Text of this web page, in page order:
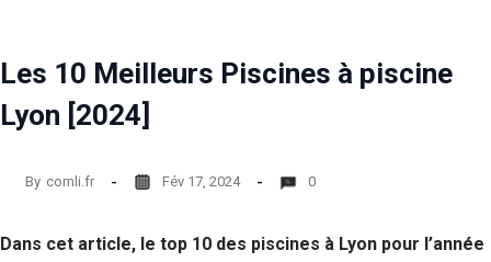
Les 10 Meilleurs Piscines à piscine
Lyon [2024]
By comli.fr Fév 17, 2024 0
Dans cet article, le top 10 des piscines à Lyon pour l’année
fonctionnalité
et la structure
du site Web,
en fonction
dont le site
Web est